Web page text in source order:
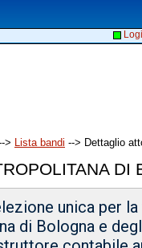
> Lista bandi --> Dettaglio
DI
unica per
di Bologna e